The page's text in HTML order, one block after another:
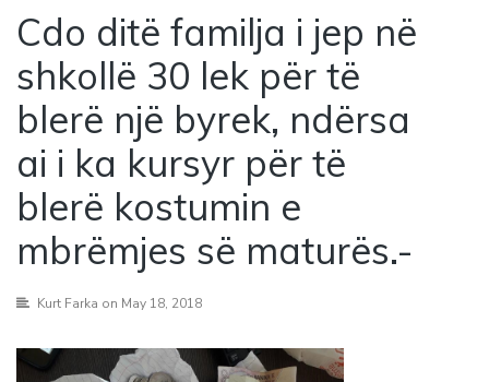
Cdo ditë familja i jep në
shkollë 30 lek për të
blerë një byrek, ndërsa
ai i ka kursyr për të
blerë kostumin e
mbrëmjes së maturës.-
Kurt Farka on May 18, 2018